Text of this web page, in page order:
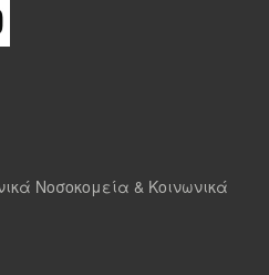
Νοσοκομεία & Κοινωνικά